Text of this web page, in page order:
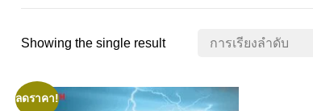
Showing the single result
ลดราคา!